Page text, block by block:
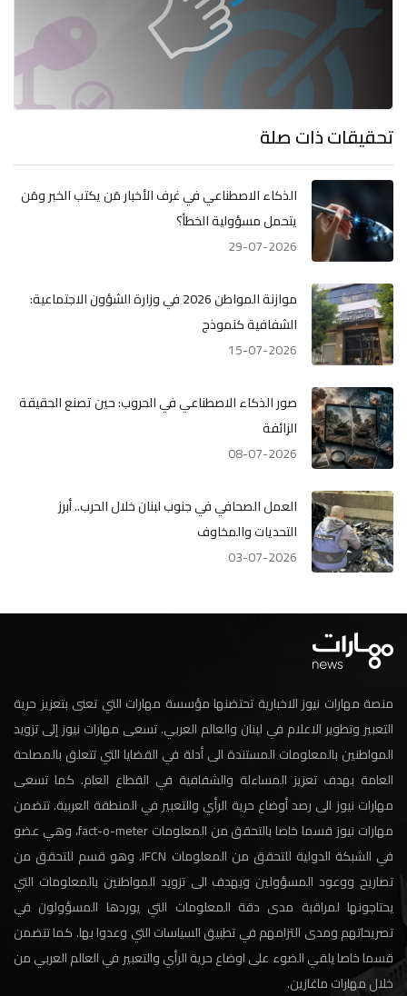
تحقيقات ذات صلة
الذكاء الاصطناعي في غرف الأخبار مَن يكتب الخبر ومَن
يتحمل مسؤولية الخطأ؟
29-07-2026
موازنة المواطن 2026 في وزارة الشؤون الاجتماعية:
الشفافية كنموذج
15-07-2026
صور الذكاء الاصطناعي في الحروب: حين تصنع الحقيقة
الزائفة
08-07-2026
العمل الصحافي في جنوب لبنان خلال الحرب.. أبرز
التحديات والمخاوف
03-07-2026
منصة مهارات نيوز الاخبارية تحتضنها مؤسسة مهارات التي تعنى بتعزيز حرية
التعبير وتطوير الاعلام في لبنان والعالم العربي. تسعى مهارات نيوز إلى تزويد
المواطنين بالمعلومات المستندة الى أدلة في القضايا التي تتعلق بالمصلحة
العامة بهدف تعزيز المساءلة والشفافية في القطاع العام. كما تسعى
مهارات نيوز الى رصد أوضاع حرية الرأي والتعبير في المنطقة العربية. تتضمن
مهارات نيوز قسما خاصا بالتحقق من المعلومات fact-o-meter، وهي عضو
في الشبكة الدولية للتحقق من المعلومات IFCN. وهو قسم للتحقق من
تصاريح ووعود المسؤولين ويهدف الى تزويد المواطنين بالمعلومات التي
يحتاجونها لمراقبة مدى دقة المعلومات التي يوردها المسؤولون في
تصريحاتهم ومدى التزامهم في تطبيق السياسات التي وعدوا بها. كما تتضمن
قسما خاصا يلقي الضوء على اوضاع حرية الرأي والتعبير في العالم العربي من
خلال مهارات ماغازين.